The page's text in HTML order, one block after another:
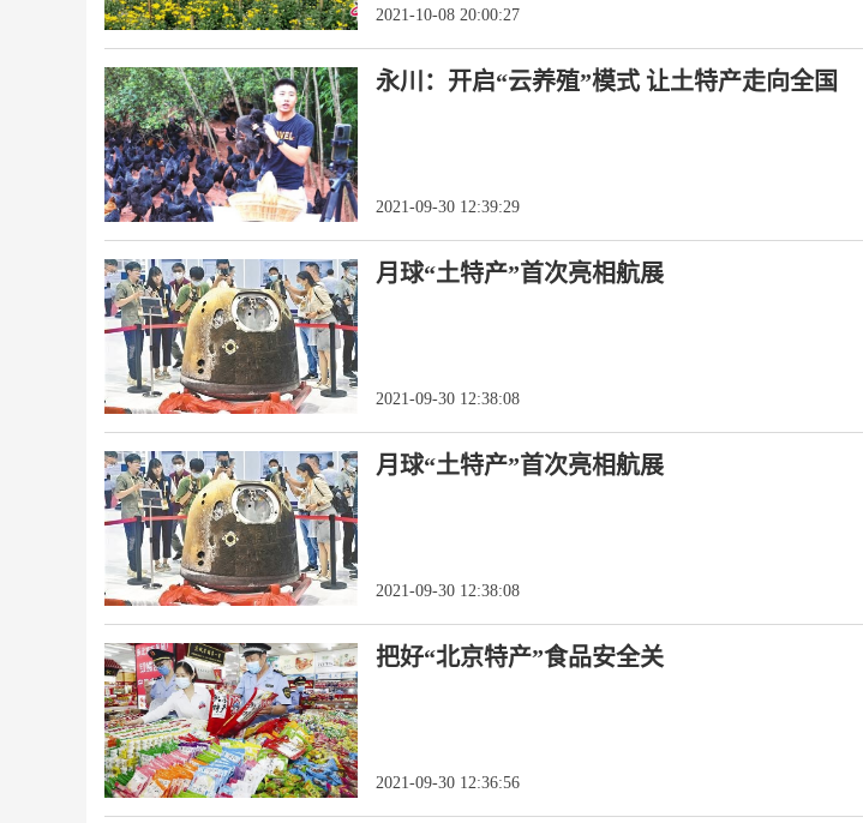
2021-10-08 20:00:27
永川：开启“云养殖”模式 让土特产走向全国
2021-09-30 12:39:29
月球“土特产”首次亮相航展
2021-09-30 12:38:08
月球“土特产”首次亮相航展
2021-09-30 12:38:08
把好“北京特产”食品安全关
2021-09-30 12:36:56